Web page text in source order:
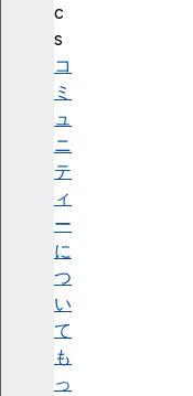
c
s
コ
ミ
ュ
ニ
テ
ィ
ー
に
つ
い
て
も
っ